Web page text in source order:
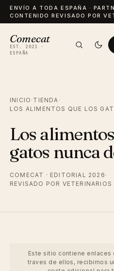
ENVÍO A TODA ESPAÑA ·
CONTENIDO REVISADO POR
Comecat
EST. 2021 ·
ESPAÑA
INICIO · TIENDA ·
LOS ALIMENTOS QUE LOS
Los
gatos nunca
COMECAT · EDITORIAL 2026 ·
REVISADO POR VETERINARIOS
Este sitio contiene enlaces
traves de ellos, recibimos